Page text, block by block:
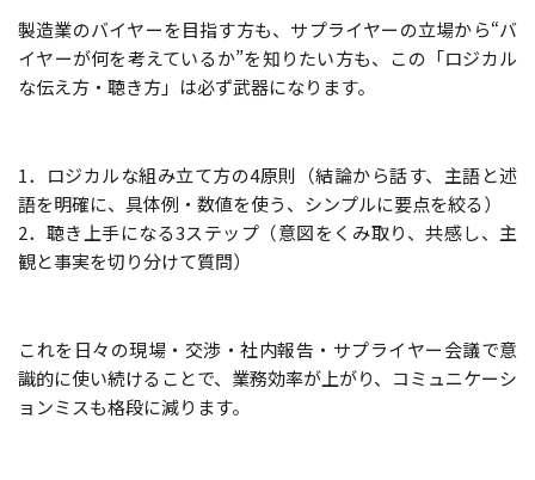
製造業のバイヤーを目指す方も、サプライヤーの立場から“バ
イヤーが何を考えているか”を知りたい方も、この「ロジカル
な伝え方・聴き方」は必ず武器になります。
1．ロジカルな組み立て方の4原則（結論から話す、主語と述
語を明確に、具体例・数値を使う、シンプルに要点を絞る）
2．聴き上手になる3ステップ（意図をくみ取り、共感し、主
観と事実を切り分けて質問）
これを日々の現場・交渉・社内報告・サプライヤー会議で意
識的に使い続けることで、業務効率が上がり、コミュニケーシ
ョンミスも格段に減ります。